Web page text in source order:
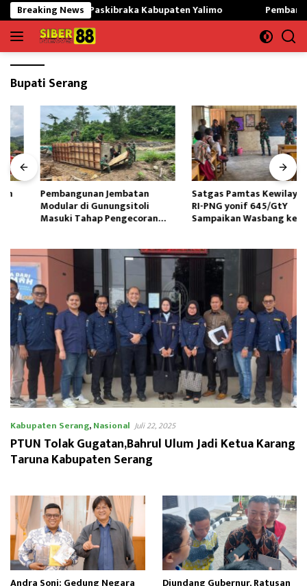
Langsung
ke
konten
Breaking News
Siapkan Paskibraka Kabupaten Yalimo Pembangunan
Bupati Serang
Pembangunan Jembatan
Modular di Gunungsitoli
Masuki Tahap Pengecoran
Satgas Pamtas Kewilayahan
RI-PNG yonif 645/GtY
Sampaikan Wasbang kepada
Kabupaten Serang,Nasional Juli 22, 2025
PTUN Tolak Gugatan,Bahrul Ulum Jadi Ketua Karang
Taruna Kabupaten Serang
Andra Soni: Gedung Negara Diundang Gubernur, Ratusan